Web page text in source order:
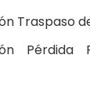
Traspaso
Pérdida